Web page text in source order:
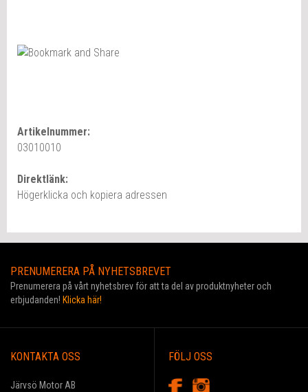
Artikelnummer:
03010010
Direktlänk:
Högerklicka och kopiera adressen
PRENUMERERA PÅ NYHETSBREVET
Prenumerera på vårt nyhetsbrev för att ta del av produktnyheter och
erbjudanden! Klicka här!
KONTAKTA OSS
Järvsö Motor AB
FÖLJ OSS